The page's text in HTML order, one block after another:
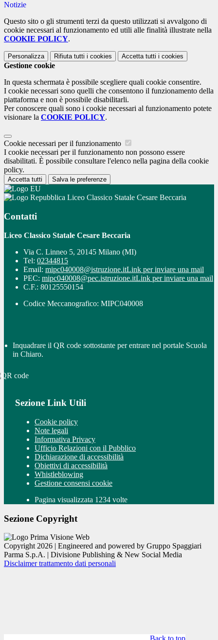
Notizie
Questo sito o gli strumenti terzi da questo utilizzati si avvalgono di
cookie necessari al funzionamento ed utili alle finalità illustrate nella
COOKIE POLICY.
Personalizza Rifiuta tutti i cookies Accetta tutti i cookies
Gestione cookie
In questa schermata è possibile scegliere quali cookie consentire.
I cookie necessari sono quelli che consentono il funzionamento della
piattaforma e non è possibile disabilitarli.
Per conoscere quali sono i cookie necessari al funzionamento potete
visionare la COOKIE POLICY.
Cookie necessari per il funzionamento
I cookie necessari per il funzionamento non possono essere
disabilitati. È possibile consultare l'elenco nella pagina della cookie
policy.
Accetta tutti Salva le preferenze
Liceo Classico Statale Cesare Beccaria
Contatti
Liceo Classico Statale Cesare Beccaria
Via C. Linneo 5, 20145 Milano (MI)
Tel: 02344815
Email: mipc040008@istruzione.itLink per inviare una mail
PEC: mipc040008@pec.istruzione.itLink per inviare una mail
C.F.: 80125550154
Codice Meccanografico: MIPC040008
Inquadrare il QR code sottostante per entrare nel portale Scuola
in Chiaro.
Sezione Link Utili
Cookie policy
Note legali
Informativa Privacy
Ufficio Relazioni con il Pubblico
Dichiarazione di accessibilità
Obiettivi di accessibilità
Whistleblowing
Gestione consensi cookie
Pagina visualizzata 1234 volte
Sezione Copyright
Copyright 2026 | Engineered and powered by Gruppo Spaggiari
Parma S.p.A. | Divisione Publishing & New Social Media
Disclaimer trattamento dati personali